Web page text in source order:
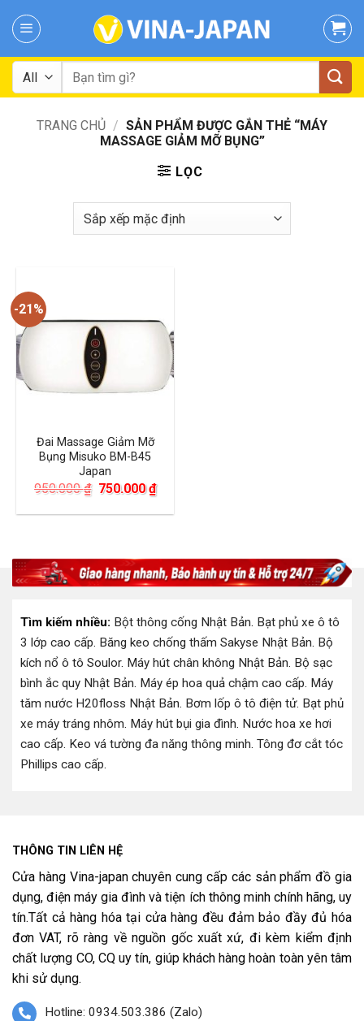
Tìm
kiếm:
TRANG CHỦ / SẢN PHẨM ĐƯỢC GẮN THẺ “MÁY
MASSAGE GIẢM MỠ BỤNG”
LỌC
-21%
Đai Massage Giảm Mỡ
Bụng Misuko BM-B45
Japan
950.000₫ Giá
là:
750.000₫Giá
hiện
tại
Tìm kiếm nhiều: Bột thông cống Nhật Bản. Bạt phủ xe ô tô
3 lớp cao cấp. Băng keo chống thấm Sakyse Nhật Bản. Bộ
kích nổ ô tô Soulor. Máy hút chân không Nhật Bản. Bộ sạc
bình ắc quy Nhật Bản. Máy ép hoa quả chậm cao cấp. Máy
tăm nước H20floss Nhật Bản. Bơm lốp ô tô điện tử. Bạt phủ
xe máy tráng nhôm. Máy hút bụi gia đình. Nước hoa xe hơi
cao cấp. Keo vá tường đa năng thông minh. Tông đơ cắt tóc
Phillips cao cấp.
THÔNG TIN LIÊN HỆ
Cửa hàng Vina-japan chuyên cung cấp các sản phẩm đồ gia
dụng, điện máy gia đình và tiện ích thông minh chính hãng, uy
tín.Tất cả hàng hóa tại cửa hàng đều đảm bảo đầy đủ hóa
đơn VAT, rõ ràng về nguồn gốc xuất xứ, đi kèm kiểm định
chất lượng CO, CQ uy tín, giúp khách hàng hoàn toàn yên tâm
khi sử dụng.
Hotline: 0934.503.386 (Zalo)